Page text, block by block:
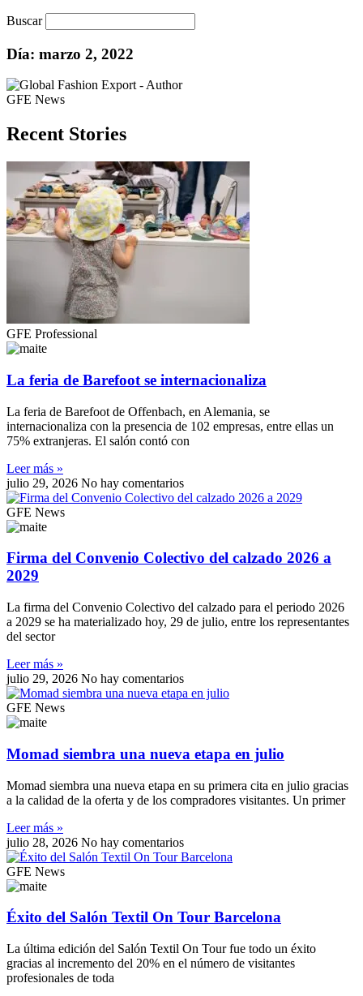
Buscar
Día: marzo 2, 2022
GFE News
Recent Stories
GFE Professional
La feria de Barefoot se internacionaliza
La feria de Barefoot de Offenbach, en Alemania, se
internacionaliza con la presencia de 102 empresas, entre ellas un
75% extranjeras. El salón contó con
Leer más »
julio 29, 2026 No hay comentarios
GFE News
Firma del Convenio Colectivo del calzado 2026 a
2029
La firma del Convenio Colectivo del calzado para el periodo 2026
a 2029 se ha materializado hoy, 29 de julio, entre los representantes
del sector
Leer más »
julio 29, 2026 No hay comentarios
GFE News
Momad siembra una nueva etapa en julio
Momad siembra una nueva etapa en su primera cita en julio gracias
a la calidad de la oferta y de los compradores visitantes. Un primer
Leer más »
julio 28, 2026 No hay comentarios
GFE News
Éxito del Salón Textil On Tour Barcelona
La última edición del Salón Textil On Tour fue todo un éxito
gracias al incremento del 20% en el número de visitantes
profesionales de toda